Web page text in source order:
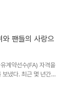
무료 공연을 논의 중임
료 공연설에 대해 “현
”이라고 ..
팬들의 사랑으
계약선수(FA) 자격을
냈다. 최근 몇 년간의
엔트리에서도 제외되